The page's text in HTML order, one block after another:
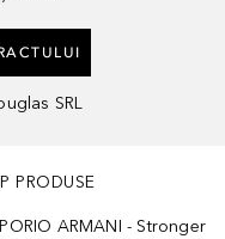
SRL
PRODUSE
ARMANI - Stronger